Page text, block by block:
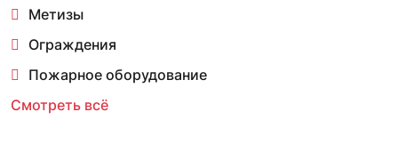
Метизы
Ограждения
Пожарное оборудование
Смотреть всё